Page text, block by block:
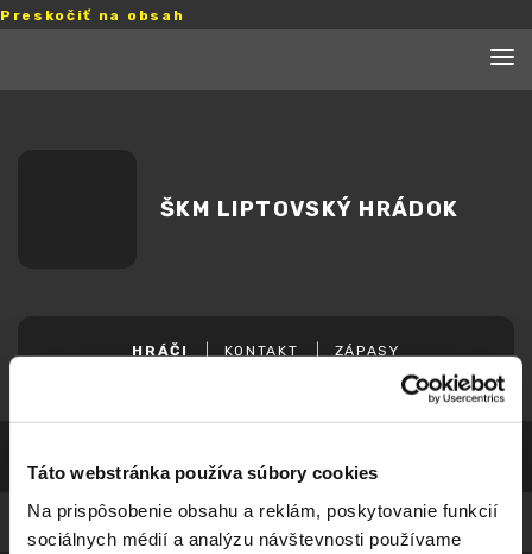
Táto webstránka používa súbory cookies
Na prispôsobenie obsahu a reklám, poskytovanie funkcií
sociálnych médií a analýzu návštevnosti používame
Preskočiť na obsah
ŠKM LIPTOVSKÝ HRÁDOK
HRÁČI KONTAKT ZÁPASY